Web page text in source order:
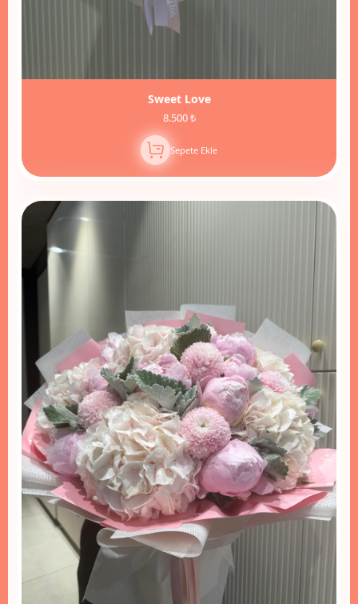
Sweet Love
8.500 ₺
Sepete Ekle